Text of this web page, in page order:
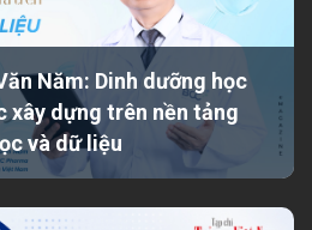
Năm: Dinh dưỡng học
xây dựng trên nền tảng
và dữ liệu